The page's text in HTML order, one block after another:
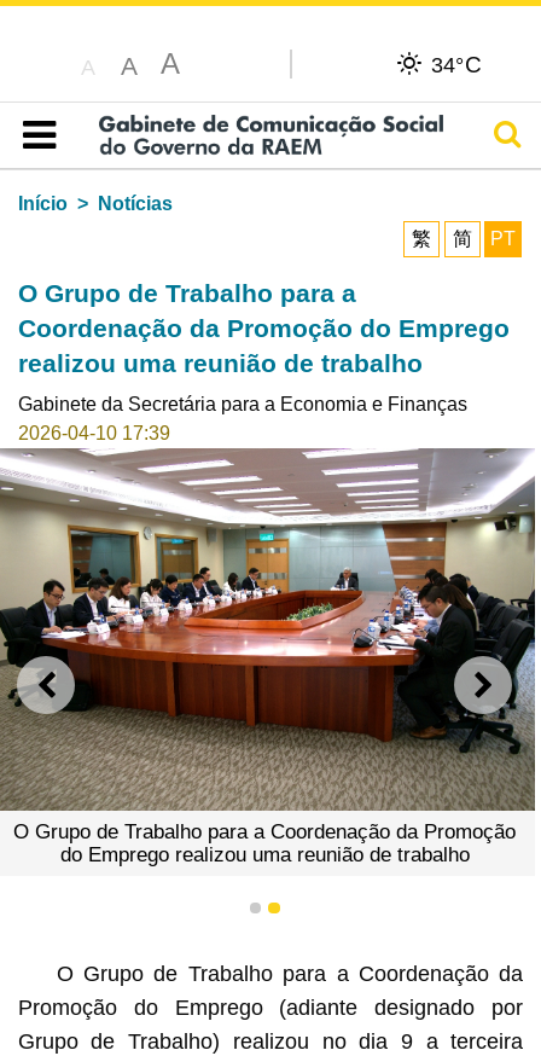
A A A 34°C
Índice
Início
Notícias
繁
简 PT
O Grupo de Trabalho para a
Coordenação da Promoção do Emprego
realizou uma reunião de trabalho
Gabinete da Secretária para a Economia e Finanças
2026-04-10 17:39
ANTERIOR
O Grupo de Trabalho para a Coordenação da Promoção
do Emprego realizou uma reunião de trabalho
1 2
O Grupo de Trabalho para a Coordenação da
Promoção do Emprego (adiante designado por
Grupo de Trabalho) realizou no dia 9 a terceira